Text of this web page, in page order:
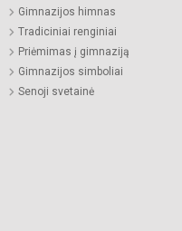
Gimnazijos himnas
Tradiciniai renginiai
Priėmimas į gimnaziją
Gimnazijos simboliai
Senoji svetainė